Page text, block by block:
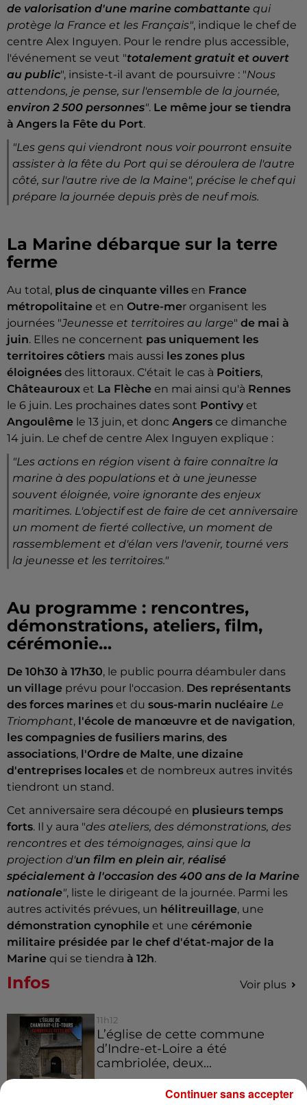
de valorisation d'une marine combattante qui
protège la France et les Français", indique le chef de
centre Alex Inguyen. Pour le rendre plus accessible,
l'événement se veut "totalement gratuit et ouvert
au public", insiste-t-il avant de poursuivre : "Nous
attendons, je pense, sur l'ensemble de la journée,
environ 2 500 personnes". Le même jour se tiendra
à Angers la Fête du Port.
"Les gens qui viendront nous voir pourront ensuite
assister à la fête du Port qui se déroulera de l'autre
côté, sur l'autre rive de la Maine", précise le chef qui
prépare la journée depuis près de neuf mois.
La Marine débarque sur la terre
ferme
Au total, plus de cinquante villes en France
métropolitaine et en Outre-mer organisent les
journées "Jeunesse et territoires au large" de mai à
juin. Elles ne concernent pas uniquement les
territoires côtiers mais aussi les zones plus
éloignées des littoraux. C'était le cas à Poitiers,
Châteauroux et La Flèche en mai ainsi qu'à Rennes
le 6 juin. Les prochaines dates sont Pontivy et
Angoulême le 13 juin, et donc Angers ce dimanche
14 juin. Le chef de centre Alex Inguyen explique :
"Les actions en région visent à faire connaître la
marine à des populations et à une jeunesse
souvent éloignée, voire ignorante des enjeux
maritimes. L'objectif est de faire de cet anniversaire
un moment de fierté collective, un moment de
rassemblement et d'élan vers l'avenir, tourné vers
la jeunesse et les territoires."
Au programme : rencontres,
démonstrations, ateliers, film,
cérémonie…
De 10h30 à 17h30, le public pourra déambuler dans
un village prévu pour l'occasion. Des représentants
des forces marines et du sous-marin nucléaire Le
Triomphant, l'école de manœuvre et de navigation,
les compagnies de fusiliers marins, des
associations, l'Ordre de Malte, une dizaine
d'entreprises locales et de nombreux autres invités
tiendront un stand.
Cet anniversaire sera découpé en plusieurs temps
forts. Il y aura "des ateliers, des démonstrations, des
rencontres et des témoignages, ainsi que la
projection d'un film en plein air, réalisé
spécialement à l'occasion des 400 ans de la Marine
nationale", liste le dirigeant de la journée. Parmi les
autres activités prévues, un hélitreuillage, une
démonstration cynophile et une cérémonie
militaire présidée par le chef d'état-major de la
Marine qui se tiendra à 12h.
Infos Voir plus
11h12
L’église de cette commune
d’Indre-et-Loire a été
cambriolée, deux...
Continuer sans accepter